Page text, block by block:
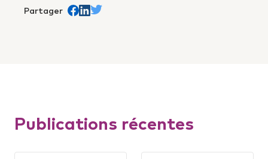
Partager Share on Facebook
trans.Partager sur Linkedin
Share on Twitter
Publications récentes